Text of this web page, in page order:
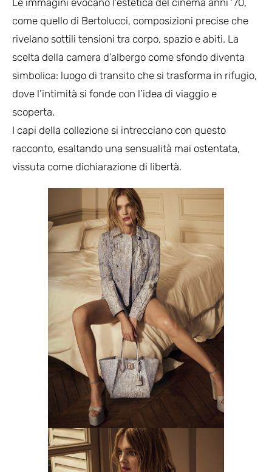
come quello di Bertolucci, composizioni precise che
rivelano sottili tensioni tra corpo, spazio e abiti. La
scelta della camera d’albergo come sfondo diventa
simbolica: luogo di transito che si trasforma in rifugio,
dove l’intimità si fonde con l’idea di viaggio e
scoperta.
I capi della collezione si intrecciano con questo
racconto, esaltando una sensualità mai ostentata,
vissuta come dichiarazione di libertà.